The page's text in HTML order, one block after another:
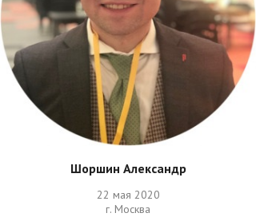
Шоршин Александр
22 мая 2020
г. Москва